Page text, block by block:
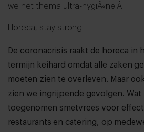
we het thema ultra-hygiÃ«ne.Â
Horeca, stay strong.
De coronacrisis raakt de horeca in
termijn keihard omdat alle zaken
moeten zien te overleven. Maar
zien we ingrijpende gevolgen. Wat
toegenomen smetvrees voor
restaurants en catering, op